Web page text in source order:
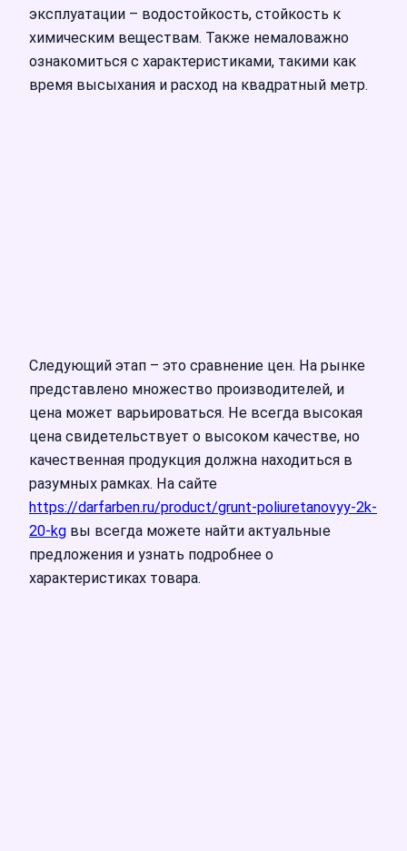
эксплуатации – водостойкость, стойкость к
химическим веществам. Также немаловажно
ознакомиться с характеристиками, такими как
время высыхания и расход на квадратный метр.
Следующий этап – это сравнение цен. На рынке
представлено множество производителей, и
цена может варьироваться. Не всегда высокая
цена свидетельствует о высоком качестве, но
качественная продукция должна находиться в
разумных рамках. На сайте
https://darfarben.ru/product/grunt-poliuretanovyy-2k-
20-kg вы всегда можете найти актуальные
предложения и узнать подробнее о
характеристиках товара.